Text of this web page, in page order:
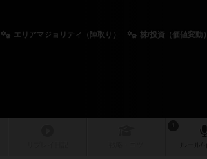
エリアマジョリティ（陣取り） 株/投資（価値変動）